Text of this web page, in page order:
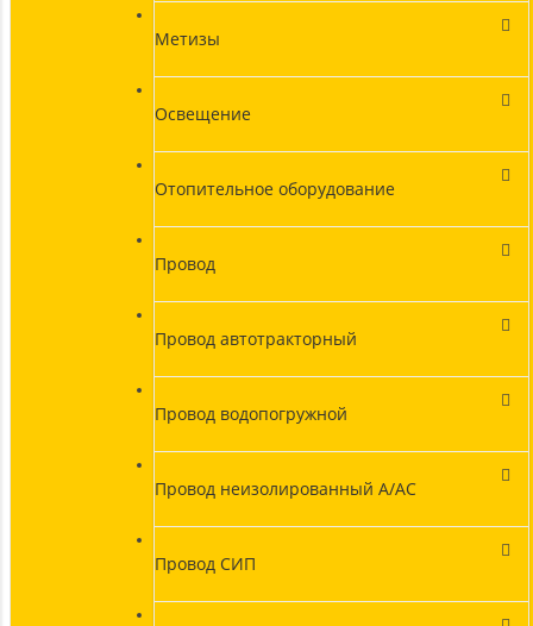
Метизы
Освещение
Отопительное оборудование
Провод
Провод автотракторный
Провод водопогружной
Провод неизолированный А/АС
Провод СИП